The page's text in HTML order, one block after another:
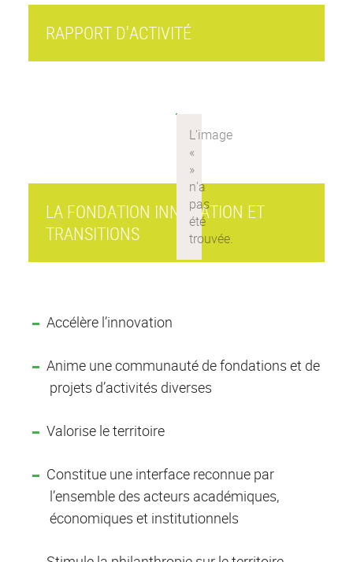
RAPPORT D'ACTIVITÉ
LA FONDATION INNOVATION ET
TRANSITIONS
Accélère l’innovation
Anime une communauté de fondations et de
projets d’activités diverses
Valorise le territoire
Constitue une interface reconnue par
l’ensemble des acteurs académiques,
économiques et institutionnels